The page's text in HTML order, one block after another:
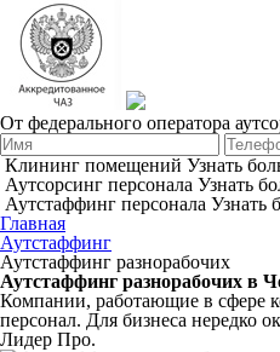
От федерального оператора
Клининг помещений Узнать
Аутсорсинг персонала Узнать
Аутстаффинг персонала Узнать
Главная
Аутстаффинг
Аутстаффинг разнорабочих
Аутстаффинг разнорабочих в
Компании, работающие в сфере
персонал. Для бизнеса нередко
Лидер Про.